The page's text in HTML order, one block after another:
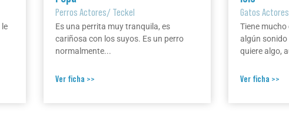
Perros Actores/ Teckel
Es una perrita muy tranquila, es
cariñosa con los suyos. Es un perro
normalmente...
Ver ficha >>
Gatos Actores
Tiene mucho
algún
quiere algo,
Ver ficha >>